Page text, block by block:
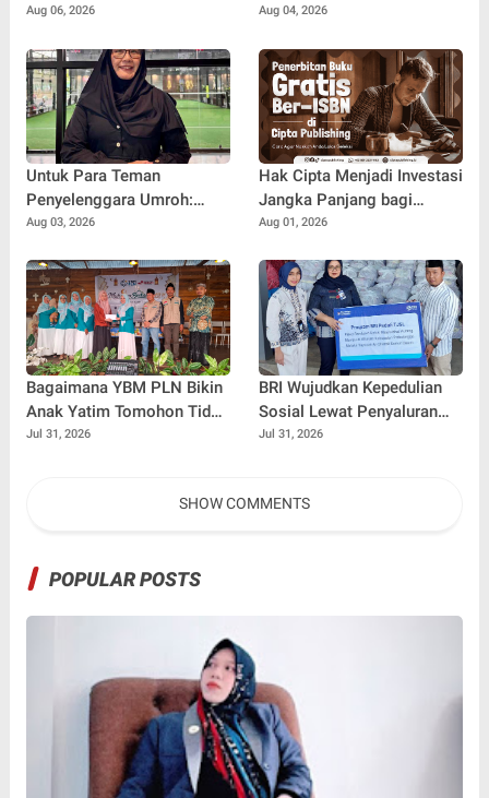
Kocak yang Jago Bikin
Hiburan
Aug 06, 2026
Jaya, Tegaskan Komitmen
Damai, dan Kondusif Jelang
HUT ke-81 Republik
Indonesia
Aug 04, 2026
Untuk Para Teman
Penyelenggara Umroh:
Jangan Sampai Tertipu
Aug 03, 2026
Hak Cipta Menjadi Investasi
Jangka Panjang bagi
Penulis Buku
Aug 01, 2026
Bagaimana YBM PLN Bikin
Anak Yatim Tomohon Tidak
Tertinggal di Tahun Ajaran
Jul 31, 2026
BRI Wujudkan Kepedulian
Sosial Lewat Penyaluran
Paket Sembako di
Jul 31, 2026
SHOW COMMENTS
POPULAR POSTS